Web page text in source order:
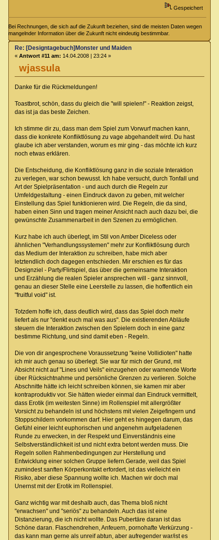
Gespeichert
Bei Rechnungen, die sich auf die Zukunft beziehen, sind die meisten Daten wegen
mangelnder Information über die Zukunft nicht eindeutig bestimmbar.
wjassula
Re: [Designtagebuch]Monster und Maiden
« Antwort #11 am: 14.04.2008 | 23:24 »
Danke für die Rückmeldungen!
Toastbrot, schön, dass du gleich die "will spielen!" - Reaktion zeigst,
das ist ja das beste Zeichen.
Ich stimme dir zu, dass man dem Spiel zum Vorwurf machen kann,
dass die konkrete Konfliktlösung zu vage abgehandelt wird. Du hast
glaube ich aber verstanden, worum es mir ging - das möchte ich kurz
noch etwas erklären.
Die Entscheidung, die Konfliktlösung ganz in die soziale Interaktion
zu verlegen, war schon bewusst. Ich habe versucht, durch Tonfall und
Art der Spielpräsentation - und auch durch die Regeln zur
Umfeldgestaltung - einen Eindruck davon zu geben, mit welcher
Einstellung das Spiel funktionieren wird. Die Regeln, die da sind,
haben einen Sinn und tragen meiner Ansicht nach auch dazu bei, die
gewünschte Zusammenarbeit in den Szenen zu ermöglichen.
Kurz habe ich auch überlegt, im Stil von Amber Diceless oder
ähnlichen "Verhandlungssystemen" mehr zur Konfliktlösung durch
das Medium der Interaktion zu schreiben, habe mich aber
letztendlich doch dagegen entschieden. Mir erschien es für das
Designziel - Party/Flirtspiel, das über die gemeinsame Interaktion
und Erzählung die realen Spieler ansprechen will - ganz sinnvoll,
genau an dieser Stelle eine Leerstelle zu lassen, die hoffentlich ein
"fruitful void" ist.
Totzdem hoffe ich, dass deutlich wird, dass das Spiel doch mehr
liefert als nur "denkt euch mal was aus". Die existierenden Abläufe
steuern die Interaktion zwischen den Spielern doch in eine ganz
bestimme Richtung, und sind damit eben - Regeln.
Die von dir angesprochene Voraussetzung "keine Vollidioten" hatte
ich mir auch genau so überlegt. Sie war für mich der Grund, mit
Absicht nicht auf "Lines und Veils" einzugehen oder warnende Worte
über Rücksichtnahme und persönliche Grenzen zu verlieren. Solche
Abschnitte hätte ich leicht schreiben können, sie kamen mir aber
kontraproduktiv vor. Sie hätten wieder einmal dan Eindruck vermittelt,
dass Erotik (im weitesten Sinne) im Rollenspiel mit allergrößter
Vorsicht zu behandeln ist und höchstens mit vielen Zeigefingern und
Stoppschildern vorkommen darf. Hier geht es hingegen darum, das
Gefühl einer leicht euphorischen und angenehm aufgeladenen
Runde zu erwecken, in der Respekt und Einverständnis eine
Selbstverständlichkeit ist und nicht extra betont werden muss. Die
Regeln sollen Rahmenbedingungen zur Herstellung und
Entwicklung einer solchen Gruppe liefern.Gerade, weil das Spiel
zumindest sanften Körperkontakt erfordert, ist das vielleicht ein
Risiko, aber diese Spannung wollte ich. Machen wir doch mal
Unernst mit der Erotik im Rollenspiel.
Ganz wichtig war mit deshalb auch, das Thema bloß nicht
"erwachsen" und "seriös" zu behandeln. Auch das ist eine
Distanzierung, die ich nicht wollte. Das Pubertäre daran ist das
Schöne daran. Flaschendrehen, Anfeuern, pornohafte Verkürzung -
das kann man gerne als unreif abtun, aber aufregender war/ist es